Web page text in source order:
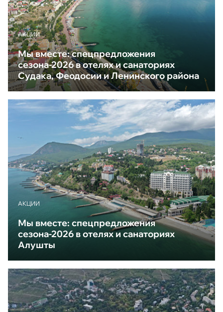
АКЦИИ
Мы вместе: спецпредложения
сезона-2026 в отелях и санаториях
Судака, Феодосии и Ленинского района
АКЦИИ
Мы вместе: спецпредложения
сезона-2026 в отелях и санаториях
Алушты